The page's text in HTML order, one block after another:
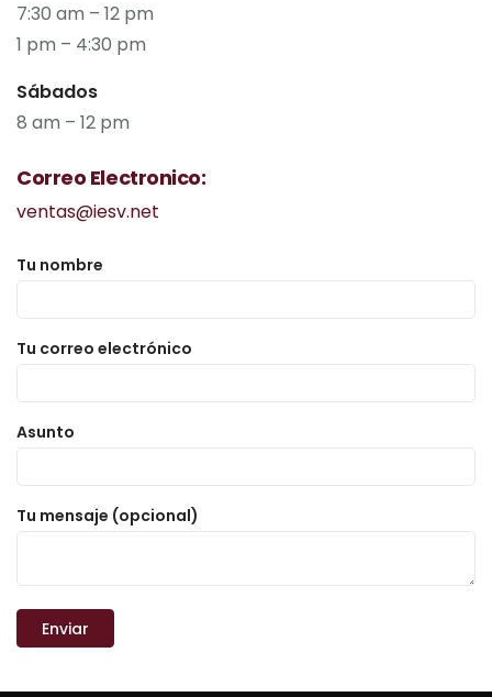
7:30 am – 12 pm
1 pm – 4:30 pm
Sábados
8 am – 12 pm
Correo Electronico:
ventas@iesv.net
Tu nombre
Tu correo electrónico
Asunto
Tu mensaje (opcional)